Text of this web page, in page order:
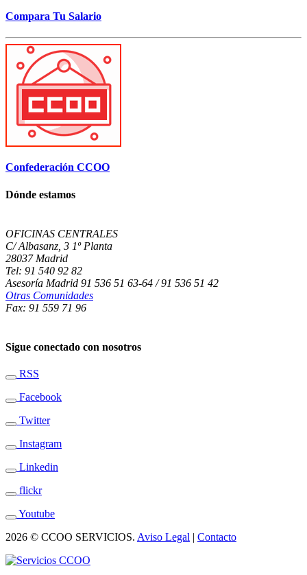
Compara Tu Salario
Confederación CCOO
Dónde estamos
OFICINAS CENTRALES
C/ Albasanz, 3 1º Planta
28037 Madrid
Tel: 91 540 92 82
Asesoría Madrid 91 536 51 63-64 / 91 536 51 42
Otras Comunidades
Fax: 91 559 71 96
Sigue conectado con nosotros
RSS
Facebook
Twitter
Instagram
Linkedin
flickr
Youtube
2026 © CCOO SERVICIOS. Aviso Legal | Contacto